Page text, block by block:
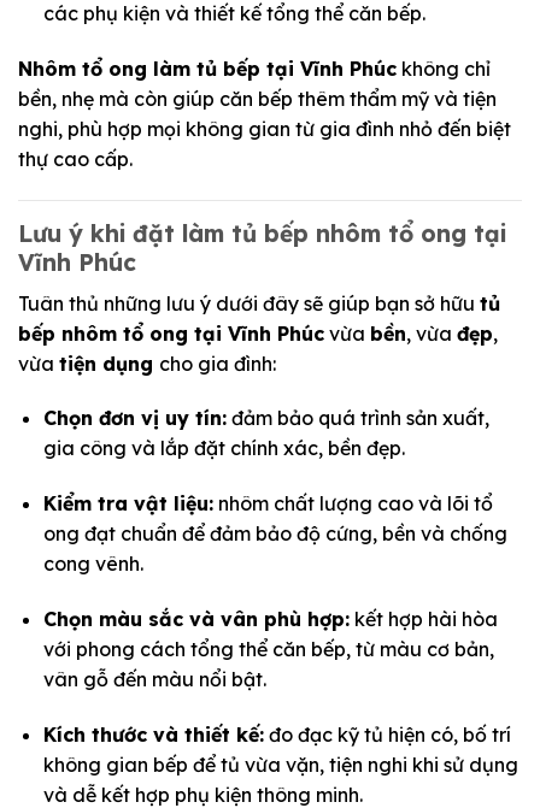
các phụ kiện và thiết kế tổng thể căn bếp.
Nhôm tổ ong làm tủ bếp tại Vĩnh Phúc không chỉ
bền, nhẹ mà còn giúp căn bếp thêm thẩm mỹ và tiện
nghi, phù hợp mọi không gian từ gia đình nhỏ đến biệt
thự cao cấp.
Lưu ý khi đặt làm tủ bếp nhôm tổ ong tại
Vĩnh Phúc
Tuân thủ những lưu ý dưới đây sẽ giúp bạn sở hữu tủ
bếp nhôm tổ ong tại Vĩnh Phúc vừa bền, vừa đẹp,
vừa tiện dụng cho gia đình:
Chọn đơn vị uy tín:đảm bảo quá trình sản xuất,
gia công và lắp đặt chính xác, bền đẹp.
Kiểm tra vật liệu:nhôm chất lượng cao và lõi tổ
ong đạt chuẩn để đảm bảo độ cứng, bền và chống
cong vênh.
Chọn màu sắc và vân phù hợp:kết hợp hài hòa
với phong cách tổng thể căn bếp, từ màu cơ bản,
vân gỗ đến màu nổi bật.
Kích thước và thiết kế:đo đạc kỹ tủ hiện có, bố trí
không gian bếp để tủ vừa vặn, tiện nghi khi sử dụng
và dễ kết hợp phụ kiện thông minh.